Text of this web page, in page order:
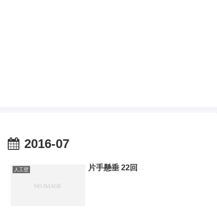
2016-07
人工壁 片手懸垂 22回